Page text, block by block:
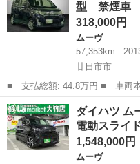
Ｃ 盗難防止シ...型 禁煙車
318,000円
ムーヴ
57,353km
廿日市市
■ 支払総額: 44.8万円 ■ 車両本体価格： 318,000 円 ■ メーカー
名： ダイハツ ■ 車種名：
Ｘ ＳＡ 後期型 禁煙車 社外
み間違い防止...
広島 廿日市市
ダイハツ
電動スライ
1,548,000円
ムーヴ